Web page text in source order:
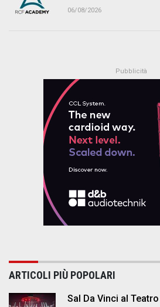
06/08/2026
ARTICOLI PIÙ POPOLARI
Sal Da Vinci al